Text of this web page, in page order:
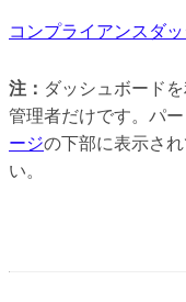
コンプライアンスダ
注： ダッシュボード
管理者だけです。パ
ージの下部に表示さ
い。